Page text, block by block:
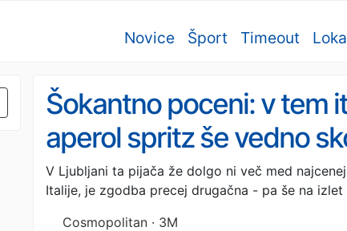
Novice Šport Timeout
Šokantno poceni: v tem
aperol spritz še vedno
V Ljubljani ta pijača že dolgo ni več med
Italije, je zgodba precej drugačna - pa še na
Cosmopolitan · 3M